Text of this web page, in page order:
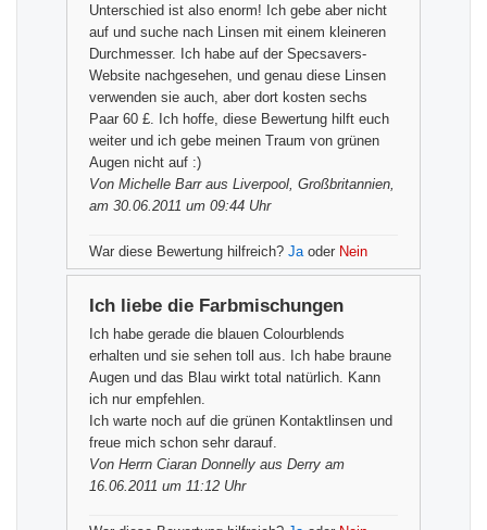
Unterschied ist also enorm! Ich gebe aber nicht
auf und suche nach Linsen mit einem kleineren
Durchmesser. Ich habe auf der Specsavers-
Website nachgesehen, und genau diese Linsen
verwenden sie auch, aber dort kosten sechs
Paar 60 £. Ich hoffe, diese Bewertung hilft euch
weiter und ich gebe meinen Traum von grünen
Augen nicht auf :)
Von Michelle Barraus Liverpool, Großbritannien,
am 30.06.2011 um 09:44 Uhr
War diese Bewertung hilfreich? Jaoder Nein
Ich liebe die Farbmischungen
Ich habe gerade die blauen Colourblends
erhalten und sie sehen toll aus. Ich habe braune
Augen und das Blau wirkt total natürlich. Kann
ich nur empfehlen.
Ich warte noch auf die grünen Kontaktlinsen und
freue mich schon sehr darauf.
Von Herrn Ciaran Donnelly aus Derry am
16.06.2011 um 11:12 Uhr